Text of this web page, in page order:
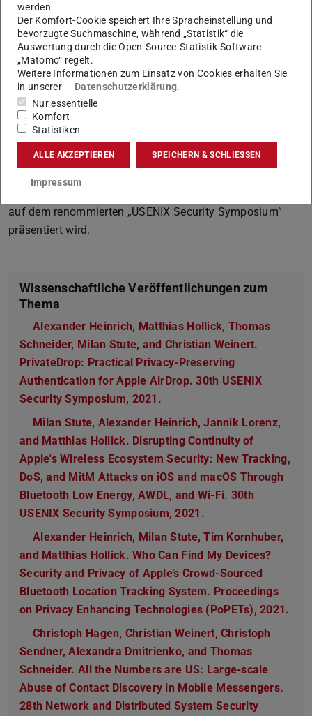
Bereits im Mai 2019 informierten die Forscher den Apple-
Konzern über die gefundene Datenschutzlücke. Bisher hat
Apple die Datenschutzlücke weder bestätigt noch
angekündigt, an einer Lösung zu arbeiten, sodass die
Nutzenden von mehr als 1,5 Milliarden Apple-Geräten
weiterhin anfällig sind. Die einzige Möglichkeit sich zu
schützen besteht derzeit darin, die AirDrop-Erkennung in
den Systemeinstellungen zu deaktivieren und das ,Teilen‘-
Menü nicht zu öffnen.
auf dem renommierten „USENIX Security Symposium“
präsentiert wird.
Wissenschaftliche Veröffentlichungen zum
Thema
Alexander Heinrich, Matthias Hollick, Thomas
Schneider, Milan Stute, and Christian Weinert.
PrivateDrop: Practical Privacy-Preserving
Authentication for Apple AirDrop. 30th USENIX
Security Symposium, 2021.
Milan Stute, Alexander Heinrich, Jannik Lorenz,
and Matthias Hollick. Disrupting Continuity of
Apple's Wireless Ecosystem Security: New Tracking,
DoS, and MitM Attacks on iOS and macOS Through
Bluetooth Low Energy, AWDL, and Wi-Fi. 30th
USENIX Security Symposium, 2021.
Alexander Heinrich, Milan Stute, Tim Kornhuber,
and Matthias Hollick. Who Can Find My Devices?
Security and Privacy of Apple’s Crowd-Sourced
Bluetooth Location Tracking System. Proceedings
on Privacy Enhancing Technologies (PoPETs), 2021.
Christoph Hagen, Christian Weinert, Christoph
Sendner, Alexandra Dmitrienko, and Thomas
Schneider. All the Numbers are US: Large-scale
Abuse of Contact Discovery in Mobile Messengers.
28th Network and Distributed System Security
werden.
Der Komfort-Cookie speichert Ihre Spracheinstellung und
bevorzugte Suchmaschine, während „Statistik“ die
Auswertung durch die Open-Source-Statistik-Software
„Matomo“ regelt.
Weitere Informationen zum Einsatz von Cookies erhalten Sie
in unserer
Datenschutzerklärung.
Nur essentielle
Komfort
Statistiken
ALLE AKZEPTIEREN SPEICHERN & SCHLIESSEN
Impressum